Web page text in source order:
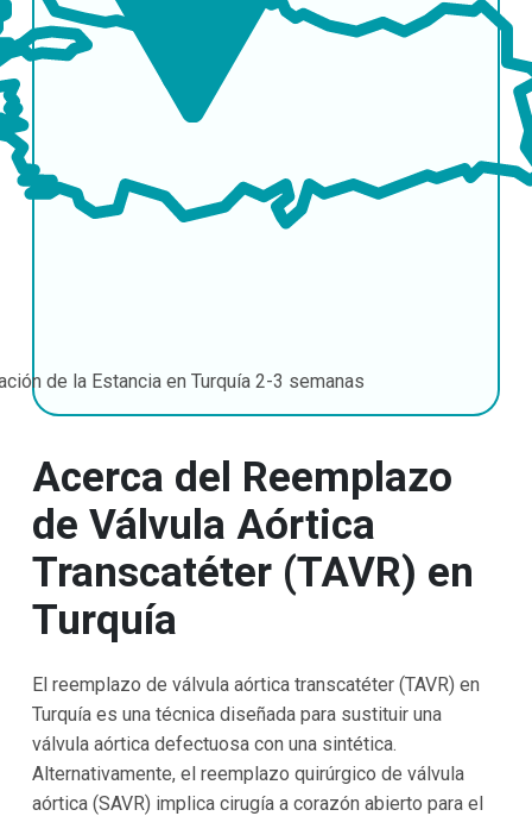
de la Estancia en Turquía 2-3 semanas
Acerca del Reemplazo
de Válvula Aórtica
Transcatéter (TAVR) en
Turquía
El reemplazo de válvula aórtica transcatéter (TAVR) en
Turquía es una técnica diseñada para sustituir una
válvula aórtica defectuosa con una sintética.
Alternativamente, el reemplazo quirúrgico de válvula
aórtica (SAVR) implica cirugía a corazón abierto para el